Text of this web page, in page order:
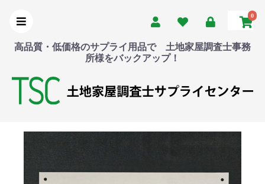
0
高品質・低価格のサプライ用品で 土地家屋調査士事務
所様をバックアップ！